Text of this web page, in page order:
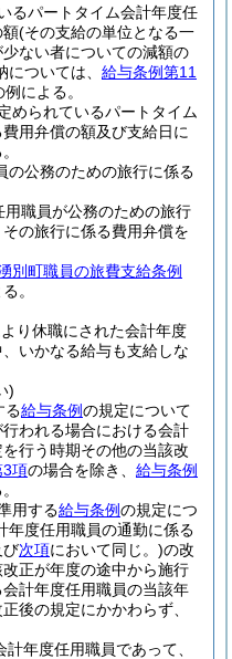
るパートタイム会計年度任
額(その支給の単位となる一
ない者についての減額の
については、 給与条例第11
による。
められているパートタイム
用弁償の額及び支給日に
の公務のための旅行に係る
職員が公務のための旅行
の旅行に係る費用弁償を
別町職員の旅費支給条例
。
り休職にされた会計年度
いかなる給与も支給しな
)
る給与条例の規定について
われる場合における会計
行う時期その他の当該改
3項の場合を除き、 給与条例
用する給与条例の規定につ
年度任用職員の通勤に係る
び次項において同じ。)の改
正が年度の途中から施行
計年度任用職員の当該年
後の規定にかかわらず、
年度任用職員であって、